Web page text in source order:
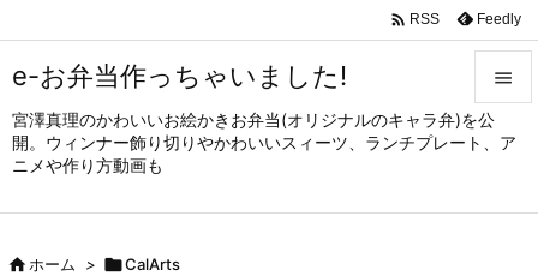
e-お弁当作っちゃいました!
宮澤真理のかわいいお絵かきお弁当(オリジナルのキャラ弁)を公
開。ウィンナー飾り切りやかわいいスィーツ、ランチプレート、ア
ニメや作り方動画も


メニュ
サイド
 RSS Feedly
ホーム > CalArts